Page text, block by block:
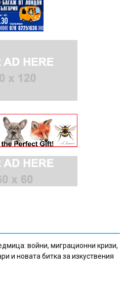
войни, миграционни кризи,
и новата битка за изкуствения